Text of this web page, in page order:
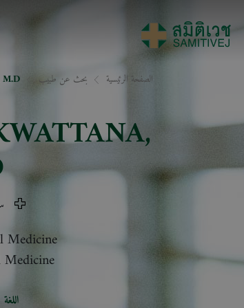
الصفحة الرئيسية بحث عن طبيب
,
Medicine
اللغة